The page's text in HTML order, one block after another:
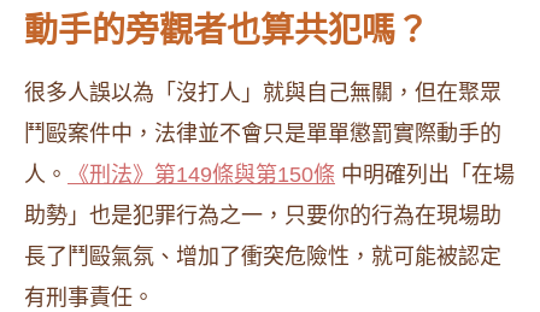
動手的旁觀者也算共犯嗎？
很多人誤以為「沒打人」就與自己無關，但在聚眾
鬥毆案件中，法律並不會只是單單懲罰實際動手的
人。
《刑法》第149條與第150條 中明確列出「在場
助勢」也是犯罪行為之一，只要你的行為在現場助
長了鬥毆氣氛、增加了衝突危險性，就可能被認定
有刑事責任。